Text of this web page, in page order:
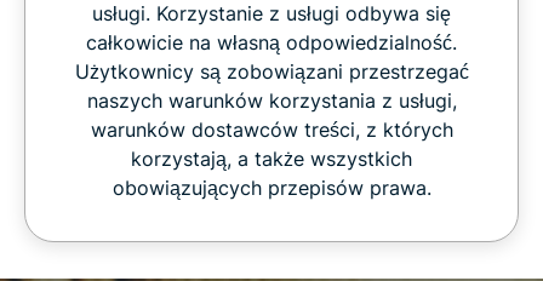
usługi. Korzystanie z usługi odbywa się
całkowicie na własną odpowiedzialność.
Użytkownicy są zobowiązani przestrzegać
naszych warunków korzystania z usługi,
warunków dostawców treści, z których
korzystają, a także wszystkich
obowiązujących przepisów prawa.